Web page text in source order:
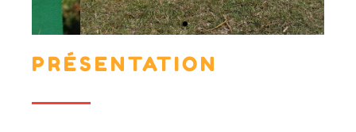
PRÉSENTATION